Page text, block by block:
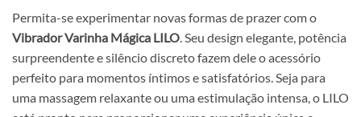
Permita-se experimentar novas formas de prazer com o
Vibrador Varinha Mágica LILO. Seu design elegante, potência
surpreendente e silêncio discreto fazem dele o acessório
perfeito para momentos íntimos e satisfatórios. Seja para
uma massagem relaxante ou uma estimulação intensa, o LILO